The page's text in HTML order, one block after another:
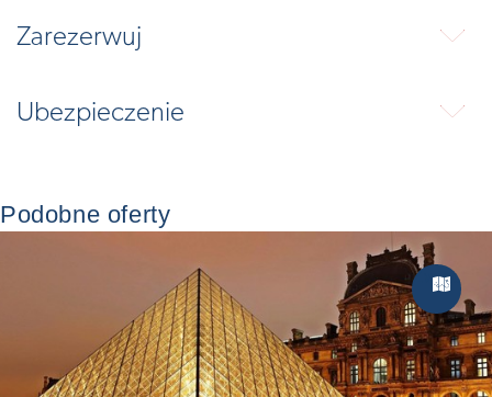
Zarezerwuj ⬇
Ubezpieczenie ⬇
Podobne oferty
